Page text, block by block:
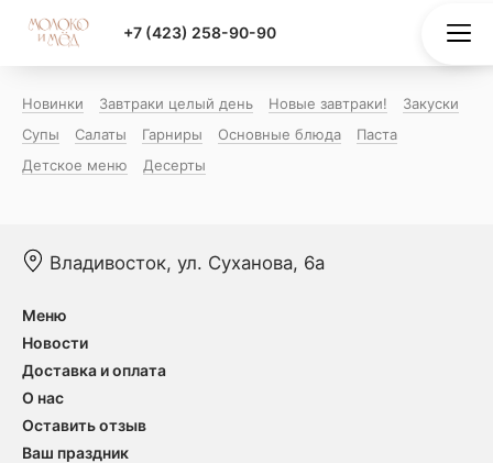
+7 (423) 258-90-90
Новинки Завтраки целый день Новые завтраки!
Закуски
Супы
Салаты Гарниры Основные блюда
Паста
Детское меню
Десерты
Владивосток, ул. Суханова, 6а
Меню
Новости
Доставка и оплата
О нас
Оставить отзыв
Ваш праздник